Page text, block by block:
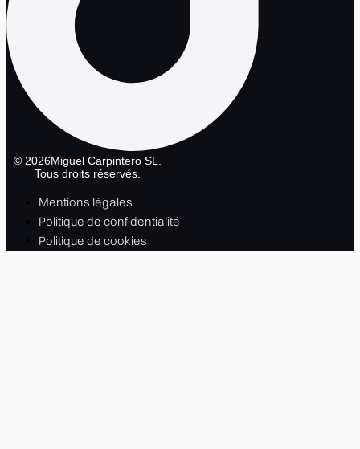
© 2026Miguel Carpintero SL.
Tous droits réservés.
Mentions légales
Politique de confidentialité
Politique de cookies